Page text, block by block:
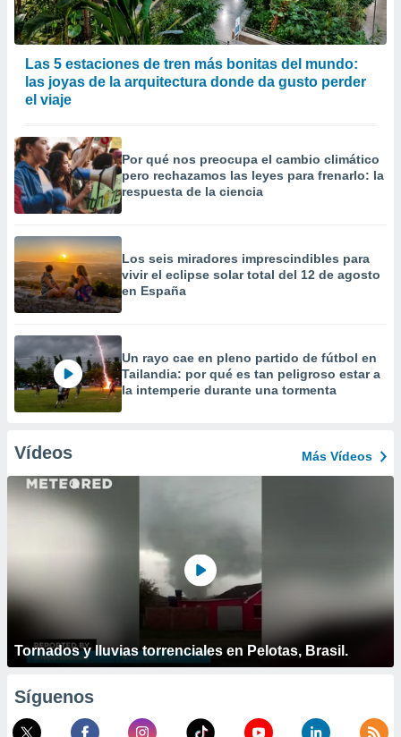
Las 5 estaciones de tren más bonitas del mundo:
las joyas de la arquitectura donde da gusto perder
el viaje
Por qué nos preocupa el cambio climático
pero rechazamos las leyes para frenarlo: la
respuesta de la ciencia
Los seis miradores imprescindibles para
vivir el eclipse solar total del 12 de agosto
en España
Un rayo cae en pleno partido de fútbol en
Tailandia: por qué es tan peligroso estar a
la intemperie durante una tormenta
Vídeos Más Vídeos
Tornados y lluvias torrenciales en Pelotas, Brasil.
Síguenos